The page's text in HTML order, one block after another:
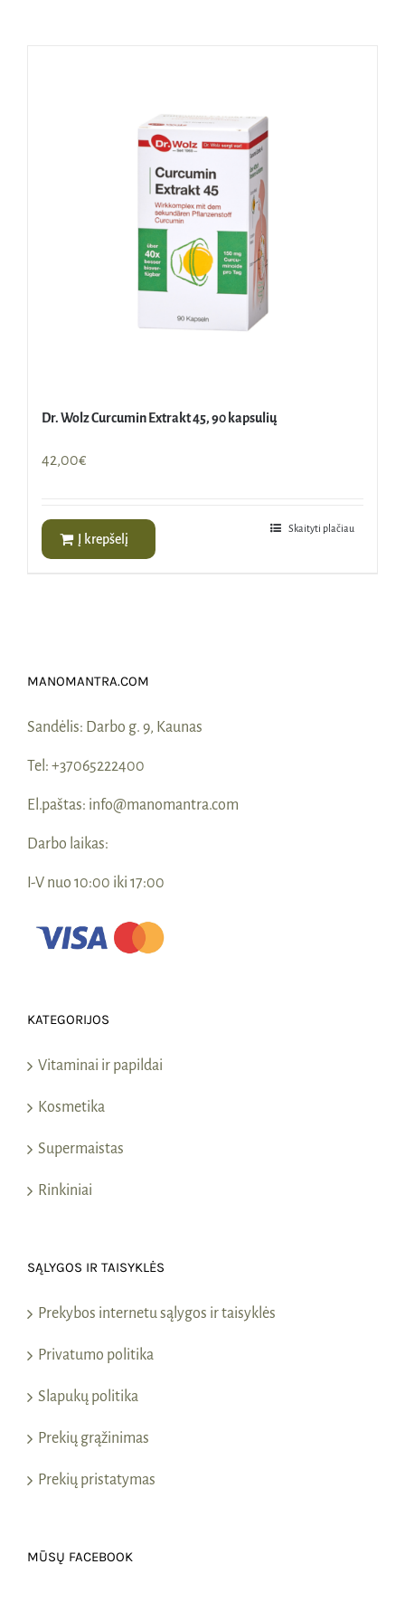
Dr. Wolz Curcumin Extrakt 45, 90 kapsulių
42,00€
Į krepšelį
Skaityti plačiau
MANOMANTRA.COM
Sandėlis: Darbo g. 9, Kaunas
Tel: +37065222400
El.paštas: info@manomantra.com
Darbo laikas:
I-V nuo 10:00 iki 17:00
KATEGORIJOS
Vitaminai ir papildai
Kosmetika
Supermaistas
Rinkiniai
SĄLYGOS IR TAISYKLĖS
Prekybos internetu sąlygos ir taisyklės
Privatumo politika
Slapukų politika
Prekių grąžinimas
Prekių pristatymas
MŪSŲ FACEBOOK